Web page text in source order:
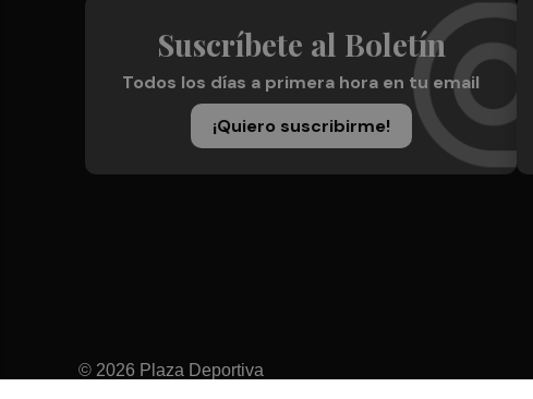
Suscríbete al Boletín
Todos los días a primera hora en tu email
¡Quiero suscribirme!
© 2026 Plaza Deportiva